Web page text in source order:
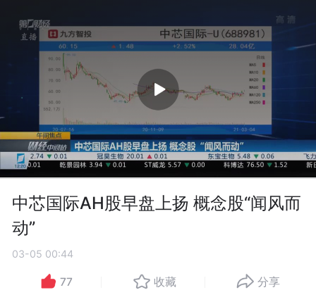
中芯国际AH股早盘上扬 概念股“闻风而
动”
03-05 00:44
77 收藏 分享